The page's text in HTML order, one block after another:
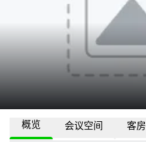
概览 会议空间 客房